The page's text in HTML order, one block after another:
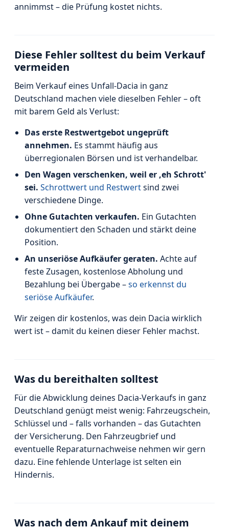
annimmst – die Prüfung kostet nichts.
Diese Fehler solltest du beim Verkauf
vermeiden
Beim Verkauf eines Unfall-Dacia in ganz
Deutschland machen viele dieselben Fehler – oft
mit barem Geld als Verlust:
Das erste Restwertgebot ungeprüft
annehmen. Es stammt häufig aus
überregionalen Börsen und ist verhandelbar.
Den Wagen verschenken, weil er ‚eh Schrott'
sei. Schrottwert und Restwertsind zwei
verschiedene Dinge.
Ohne Gutachten verkaufen. Ein Gutachten
dokumentiert den Schaden und stärkt deine
Position.
An unseriöse Aufkäufer geraten. Achte auf
feste Zusagen, kostenlose Abholung und
Bezahlung bei Übergabe –so erkennst du
seriöse Aufkäufer.
Wir zeigen dir kostenlos, was dein Dacia wirklich
wert ist – damit du keinen dieser Fehler machst.
Was du bereithalten solltest
Für die Abwicklung deines Dacia-Verkaufs in ganz
Deutschland genügt meist wenig: Fahrzeugschein,
Schlüssel und – falls vorhanden – das Gutachten
der Versicherung. Den Fahrzeugbrief und
eventuelle Reparaturnachweise nehmen wir gern
dazu. Eine fehlende Unterlage ist selten ein
Hindernis.
Was nach dem Ankauf mit deinem